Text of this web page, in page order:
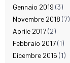
Gennaio 2019 (3)
Novembre 2018 (7)
Aprile 2017(2)
Febbraio 2017(1)
Dicembre 2016 (1)